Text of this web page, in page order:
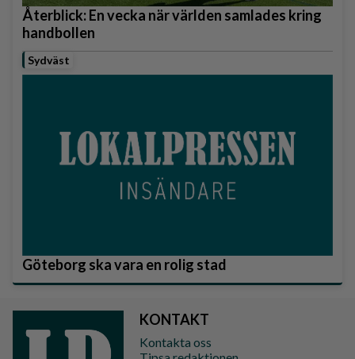
Återblick: En vecka när världen samlades kring
handbollen
Sydväst
Göteborg ska vara en rolig stad
KONTAKT
Kontakta oss